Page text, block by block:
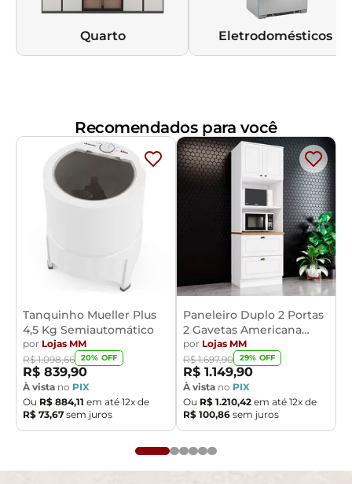
Quarto Eletrodomésticos
Recomendados para você
Tanquinho Mueller Plus
4,5 Kg Semiautomático
por Lojas MM
R$ 1.098,66 20% OFF
R$ 839,90
À vista no PIX
Ou R$ 884,11 em até 12x de
R$ 73,67 sem juros
Paneleiro Duplo 2 Portas
2 Gavetas Americana
Henn
por Lojas MM
R$ 1.697,90 29% OFF
R$ 1.149,90
À vista no PIX
Ou R$ 1.210,42 em até 12x de
R$ 100,86 sem juros